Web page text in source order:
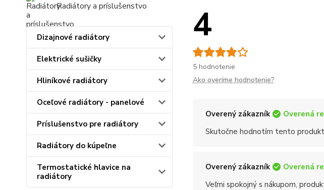
Radiátory a príslušenstvo
Dizajnové radiátory
Elektrické sušičky
Hliníkové radiátory
Oceľové radiátory - panelové
Príslušenstvo pre radiátory
Radiátory do kúpeľne
Termostatické hlavice na
radiátory
4
5 hodnotenie
Ako overíme hodnotenie?
Overený zákazník Overená
Skutočne hodnotím tento
Overený zákazník Overená
Veľmi spokojný s nákupom,